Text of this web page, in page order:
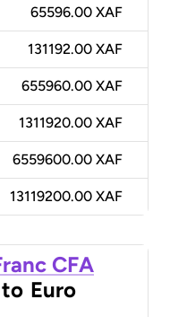
65596.00 XAF
131192.00 XAF
655960.00 XAF
1311920.00 XAF
6559600.00 XAF
13119200.00 XAF
CFA
to Euro